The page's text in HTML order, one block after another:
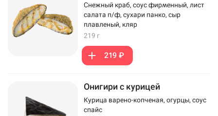
Снежный краб, соус фирменный, лист
салата п/ф, сухари панко, сыр
плавленый, кляр
219 г
219 ₽
Онигири с курицей
Курица варено-копченая, огурцы, соус
спайс